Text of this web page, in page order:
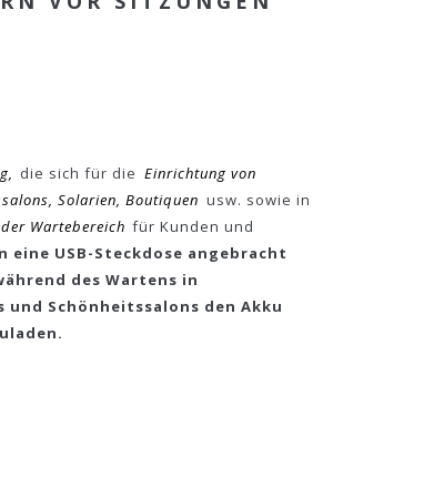
die sich für die Einrichtung von
Solarien, Boutiquen usw. sowie in
Wartebereich für Kunden und
eine USB-Steckdose angebracht
des Wartens in
Schönheitssalons den Akku